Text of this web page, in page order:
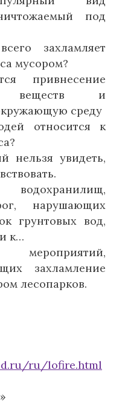
под
захламляет
мусором?
привнесение
веществ и
среду
относится к
нельзя увидеть,
водохранилищ,
нарушающих
грунтовых вод,
к…
захламление
лесопарков.
ru/lofire.html